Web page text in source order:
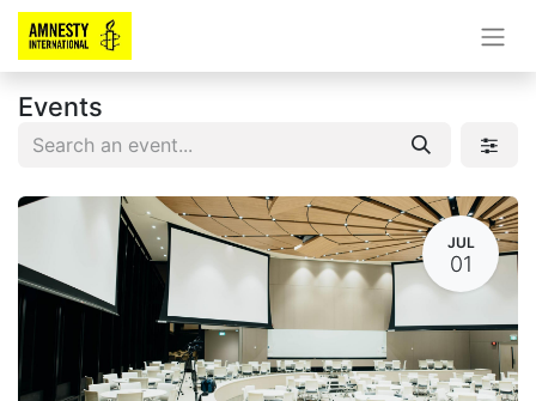
Events
JUL
01